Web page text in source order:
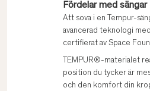
Fördelar med
Att sova i en Tempur-
avancerad teknologi
certifierat av Space
TEMPUR®-materialet
position du tycker är
och den komfort din